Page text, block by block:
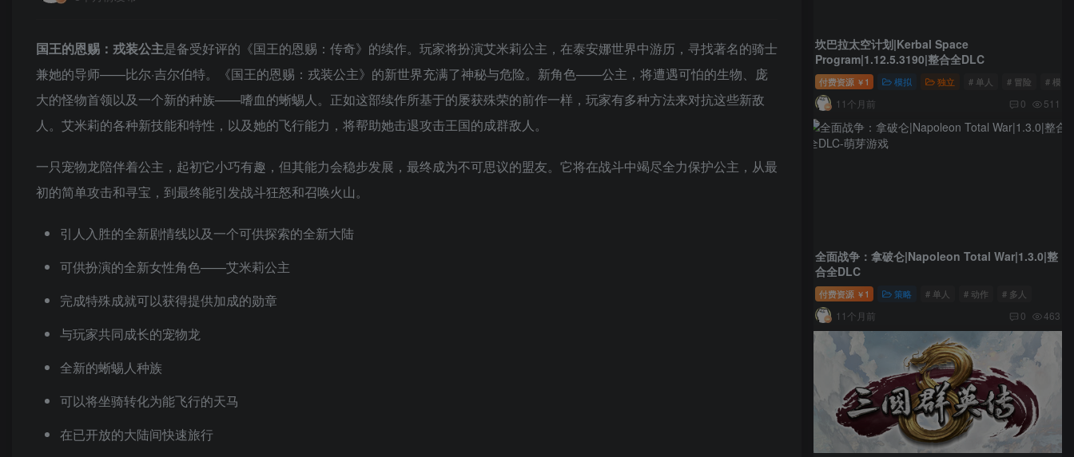
国王的恩赐：戎装公主是备受好评的《国王的恩赐：传奇》的续作。玩家将扮演艾米莉公主，在泰安娜世界中游历，寻找著名的骑士
兼她的导师——比尔·吉尔伯特。《国王的恩赐：戎装公主》的新世界充满了神秘与危险。新角色——公主，将遭遇可怕的生物、庞
大的怪物首领以及一个新的种族——嗜血的蜥蜴人。正如这部续作所基于的屡获殊荣的前作一样，玩家有多种方法来对抗这些新敌
人。艾米莉的各种新技能和特性，以及她的飞行能力，将帮助她击退攻击王国的成群敌人。
一只宠物龙陪伴着公主，起初它小巧有趣，但其能力会稳步发展，最终成为不可思议的盟友。它将在战斗中竭尽全力保护公主，从最
初的简单攻击和寻宝，到最终能引发战斗狂怒和召唤火山。
引人入胜的全新剧情线以及一个可供探索的全新大陆
可供扮演的全新女性角色——艾米莉公主
完成特殊成就可以获得提供加成的勋章
与玩家共同成长的宠物龙
全新的蜥蜴人种族
可以将坐骑转化为能飞行的天马
在已开放的大陆间快速旅行
坎巴拉太空计划|Kerbal Space
Program|1.12.5.3190|整合全DLC
付费资源 ￥ 1 模拟 独立 # 单人 # 冒险 # 模拟
11个月前 0 511
全面战争：拿破仑|Napoleon Total War|1.3.0|整
合全DLC
付费资源 ￥ 1 策略 # 单人 # 动作 # 多人
11个月前 0 463